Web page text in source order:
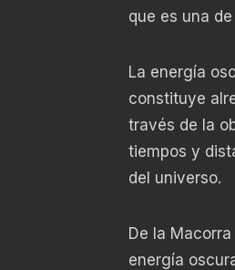
que es una
La energía
constituye
través de la
tiempos y
del universo.
De la
energía